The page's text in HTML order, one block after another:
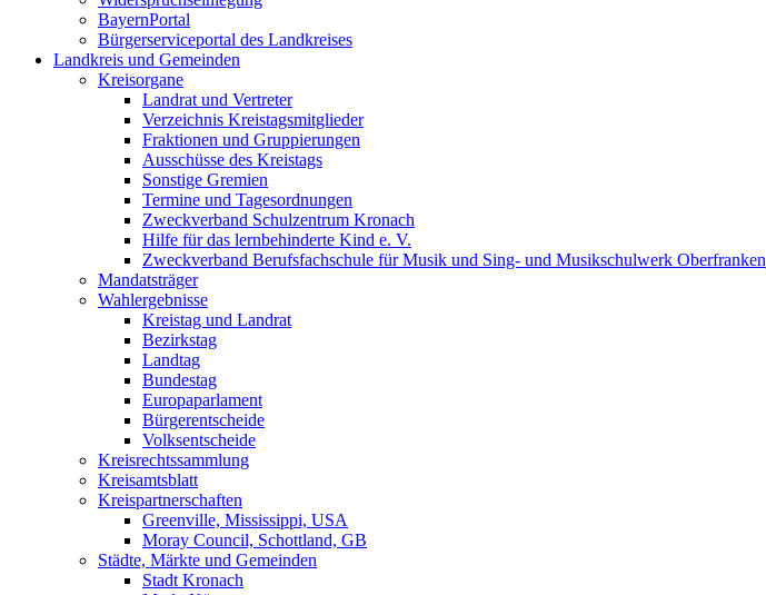
BayernPortal
Bürgerserviceportal des Landkreises
Landkreis und Gemeinden
Kreisorgane
Landrat und Vertreter
Verzeichnis Kreistagsmitglieder
Fraktionen und Gruppierungen
Ausschüsse des Kreistags
Sonstige Gremien
Termine und Tagesordnungen
Zweckverband Schulzentrum Kronach
Hilfe für das lernbehinderte Kind e. V.
Zweckverband Berufsfachschule für Musik und Sing- und Musikschulwerk Oberfranken
Mandatsträger
Wahlergebnisse
Kreistag und Landrat
Bezirkstag
Landtag
Bundestag
Europaparlament
Bürgerentscheide
Volksentscheide
Kreisrechtssammlung
Kreisamtsblatt
Kreispartnerschaften
Greenville, Mississippi, USA
Moray Council, Schottland, GB
Städte, Märkte und Gemeinden
Stadt Kronach